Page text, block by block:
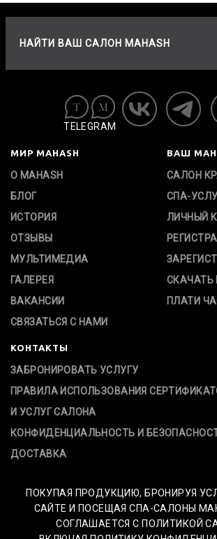
НАЙТИ ВАШ САЛОН MAHASH
TELEGRAM
МИР MAHASH
О MAHASH
БЛОГ
ИСТОРИЯ
ОТЗЫВЫ
МУЛЬТИМЕДИА
ГАЛЕРЕЯ
ВАКАНСИИ
СВЯЗАТЬСЯ С НАМИ
ВАШ
САЛОН
СПА-
ЛИЧНЫЙ
ПЛАТИ
КОНТАКТЫ
ЗАБРОНИРОВАТЬ УСЛУГУ
ПРАВИЛА ИСПОЛЬЗОВАНИЯ
И УСЛУГ САЛОНА
КОНФИДЕНЦИАЛЬНОСТЬ И
ДОСТАВКА
ПОКУПАЯ ПРОДУКЦИЮ, БРОНИРУЯ
САЙТЕ И ПОСЕЩАЯ СПА-САЛОНЫ
СОГЛАШАЕТСЯ С ПОЛИТИКОЙ